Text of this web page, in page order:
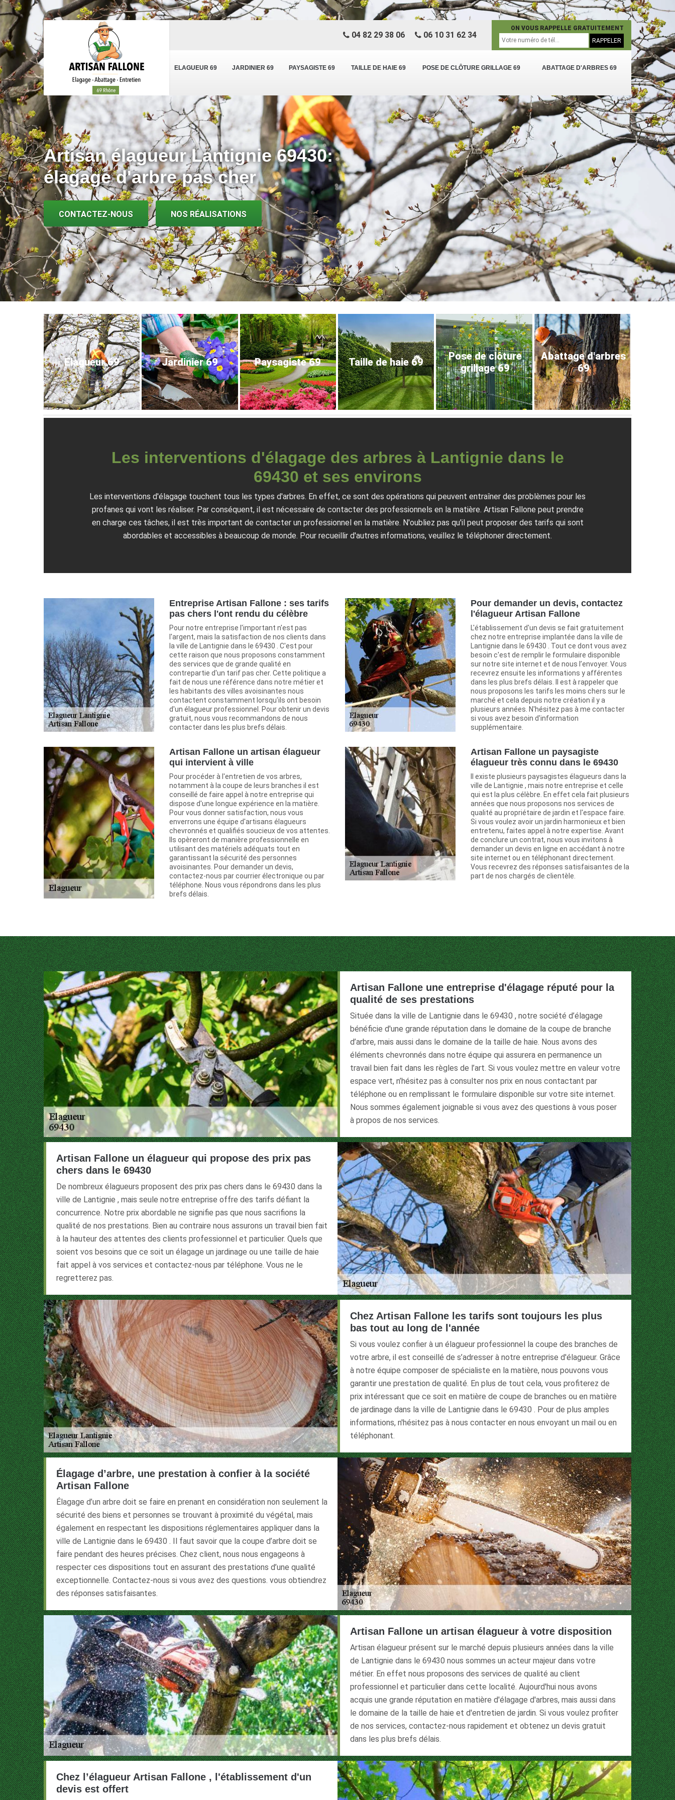
ELAGUEUR 69 JARDINIER 69 PAYSAGISTE 69 TAILLE DE HAIE 69 POSE DE CLÔTURE GRILLAGE 69 ABATTAGE D'ARBRES 69
04 82 29 38 06 06 10 31 62 34
ON VOUS RAPPELLE GRATUITEMENT
Artisan élagueur Lantignie 69430:
élagage d'arbre pas cher
CONTACTEZ-NOUS NOS RÉALISATIONS
Elagueur 69 Jardinier 69 Paysagiste 69 Taille de haie 69
Pose de clôture
grillage 69
Abattage d'arbres
69
Les interventions d'élagage des arbres à Lantignie dans le
69430 et ses environs
Les interventions d'élagage touchent tous les types d'arbres. En effet, ce sont des opérations qui peuvent entraîner des problèmes pour les
profanes qui vont les réaliser. Par conséquent, il est nécessaire de contacter des professionnels en la matière. Artisan Fallone peut prendre
en charge ces tâches, il est très important de contacter un professionnel en la matière. N'oubliez pas qu'il peut proposer des tarifs qui sont
abordables et accessibles à beaucoup de monde. Pour recueillir d'autres informations, veuillez le téléphoner directement.
Entreprise Artisan Fallone : ses tarifs
pas chers l'ont rendu du célèbre
Pour notre entreprise l'important n'est pas
l'argent, mais la satisfaction de nos clients dans
la ville de Lantignie dans le 69430 . C'est pour
cette raison que nous proposons constamment
des services que de grande qualité en
contrepartie d'un tarif pas cher. Cette politique a
fait de nous une référence dans notre métier et
les habitants des villes avoisinantes nous
contactent constamment lorsqu'ils ont besoin
d'un élagueur professionnel. Pour obtenir un devis
gratuit, nous vous recommandons de nous
contacter dans les plus brefs délais.
Pour demander un devis, contactez
l'élagueur Artisan Fallone
L'établissement d'un devis se fait gratuitement
chez notre entreprise implantée dans la ville de
Lantignie dans le 69430 . Tout ce dont vous avez
besoin c'est de remplir le formulaire disponible
sur notre site internet et de nous l’envoyer. Vous
recevrez ensuite les informations y afférentes
dans les plus brefs délais. Il est à rappeler que
nous proposons les tarifs les moins chers sur le
marché et cela depuis notre création il y a
plusieurs années. N'hésitez pas à me contacter
si vous avez besoin d'information
supplémentaire.
Artisan Fallone un artisan élagueur
qui intervient à ville
Pour procéder à l'entretien de vos arbres,
notamment à la coupe de leurs branches il est
conseillé de faire appel à notre entreprise qui
dispose d'une longue expérience en la matière.
Pour vous donner satisfaction, nous vous
enverrons une équipe d'artisans élagueurs
chevronnés et qualifiés soucieux de vos attentes.
Ils opèreront de manière professionnelle en
utilisant des matériels adéquats tout en
garantissant la sécurité des personnes
avoisinantes. Pour demander un devis,
contactez-nous par courrier électronique ou par
téléphone. Nous vous répondrons dans les plus
brefs délais.
Artisan Fallone un paysagiste
élagueur très connu dans le 69430
Il existe plusieurs paysagistes élagueurs dans la
ville de Lantignie , mais notre entreprise et celle
qui est la plus célèbre. En effet cela fait plusieurs
années que nous proposons nos services de
qualité au propriétaire de jardin et l'espace faire.
Si vous voulez avoir un jardin harmonieux et bien
entretenu, faites appel à notre expertise. Avant
de conclure un contrat, nous vous invitons à
demander un devis en ligne en accédant à notre
site internet ou en téléphonant directement.
Vous recevrez des réponses satisfaisantes de la
part de nos chargés de clientèle.
Artisan Fallone une entreprise d'élagage réputé pour la
qualité de ses prestations
Située dans la ville de Lantignie dans le 69430 , notre société d’élagage
bénéficie d'une grande réputation dans le domaine de la coupe de branche
d’arbre, mais aussi dans le domaine de la taille de haie. Nous avons des
éléments chevronnés dans notre équipe qui assurera en permanence un
travail bien fait dans les règles de l’art. Si vous voulez mettre en valeur votre
espace vert, n’hésitez pas à consulter nos prix en nous contactant par
téléphone ou en remplissant le formulaire disponible sur votre site internet.
Nous sommes également joignable si vous avez des questions à vous poser
à propos de nos services.
Artisan Fallone un élagueur qui propose des prix pas
chers dans le 69430
De nombreux élagueurs proposent des prix pas chers dans le 69430 dans la
ville de Lantignie , mais seule notre entreprise offre des tarifs défiant la
concurrence. Notre prix abordable ne signifie pas que nous sacrifions la
qualité de nos prestations. Bien au contraire nous assurons un travail bien fait
à la hauteur des attentes des clients professionnel et particulier. Quels que
soient vos besoins que ce soit un élagage un jardinage ou une taille de haie
fait appel à vos services et contactez-nous par téléphone. Vous ne le
regretterez pas.
Chez Artisan Fallone les tarifs sont toujours les plus
bas tout au long de l'année
Si vous voulez confier à un élagueur professionnel la coupe des branches de
votre arbre, il est conseillé de s’adresser à notre entreprise d'élagueur. Grâce
à notre équipe composer de spécialiste en la matière, nous pouvons vous
garantir une prestation de qualité. En plus de tout cela, vous profiterez de
prix intéressant que ce soit en matière de coupe de branches ou en matière
de jardinage dans la ville de Lantignie dans le 69430 . Pour de plus amples
informations, n'hésitez pas à nous contacter en nous envoyant un mail ou en
téléphonant.
Élagage d’arbre, une prestation à confier à la société
Artisan Fallone
Élagage d’un arbre doit se faire en prenant en considération non seulement la
sécurité des biens et personnes se trouvant à proximité du végétal, mais
également en respectant les dispositions réglementaires appliquer dans la
ville de Lantignie dans le 69430 . Il faut savoir que la coupe d’arbre doit se
faire pendant des heures précises. Chez client, nous nous engageons à
respecter ces dispositions tout en assurant des prestations d’une qualité
exceptionnelle. Contactez-nous si vous avez des questions. vous obtiendrez
des réponses satisfaisantes.
Artisan Fallone un artisan élagueur à votre disposition
Artisan élagueur présent sur le marché depuis plusieurs années dans la ville
de Lantignie dans le 69430 nous sommes un acteur majeur dans votre
métier. En effet nous proposons des services de qualité au client
professionnel et particulier dans cette localité. Aujourd'hui nous avons
acquis une grande réputation en matière d'élagage d'arbres, mais aussi dans
le domaine de la taille de haie et d'entretien de jardin. Si vous voulez profiter
de nos services, contactez-nous rapidement et obtenez un devis gratuit
dans les plus brefs délais.
Chez l’élagueur Artisan Fallone , l'établissement d'un
devis est offert